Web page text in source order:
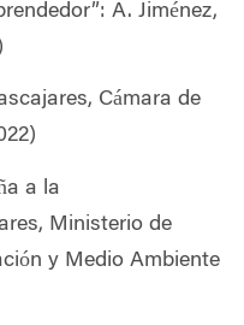
A. Jiménez,
Cámara de
a la
Ministerio de
y Medio Ambiente